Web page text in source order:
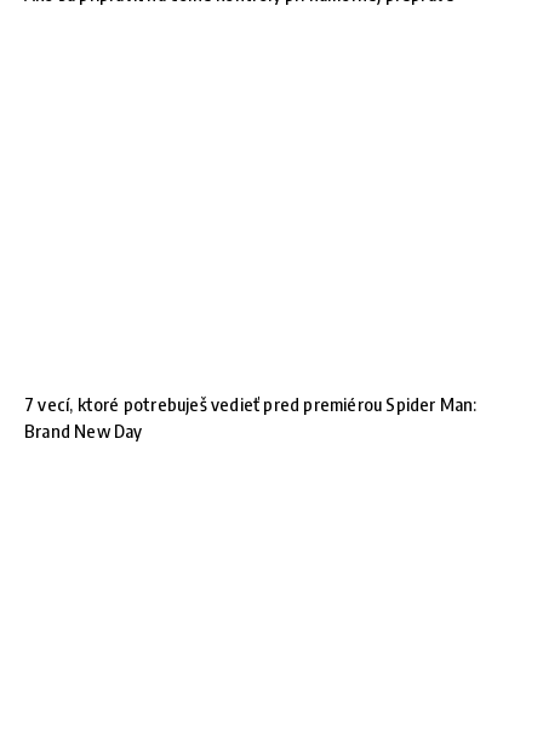
7 vecí, ktoré potrebuješ vedieť pred premiérou Spider Man:
Brand New Day